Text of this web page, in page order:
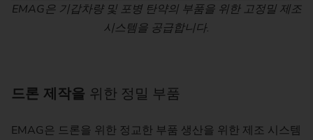
EMAG은 기갑차량 및 포병 탄약의 부품을 위한 고정밀 제조
시스템을 공급합니다.
드론 제작을 위한 정밀 부품
EMAG은 드론을 위한 정교한 부품 생산을 위한 제조 시스템